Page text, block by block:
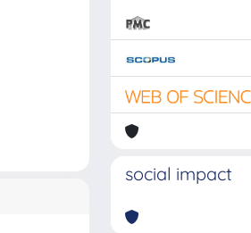
social impact